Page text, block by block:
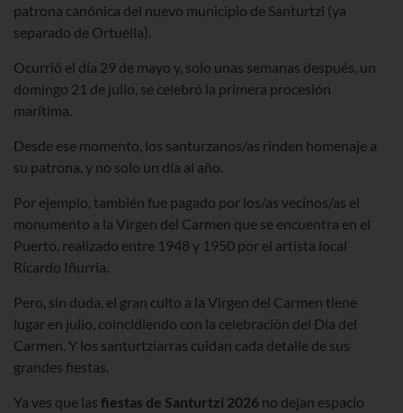
patrona canónica del nuevo municipio de Santurtzi (ya
separado de Ortuella).
Ocurrió el día 29 de mayo y, solo unas semanas después, un
domingo 21 de julio, se celebró la primera procesión
marítima.
Desde ese momento, los santurzanos/as rinden homenaje a
su patrona, y no solo un día al año.
Por ejemplo, también fue pagado por los/as vecinos/as el
monumento a la Virgen del Carmen que se encuentra en el
Puerto, realizado entre 1948 y 1950 por el artista local
Ricardo Iñurria.
Pero, sin duda, el gran culto a la Virgen del Carmen tiene
lugar en julio, coincidiendo con la celebración del Día del
Carmen. Y los santurtziarras cuidan cada detalle de sus
grandes fiestas.
Ya ves que las fiestas de Santurtzi 2026 no dejan espacio